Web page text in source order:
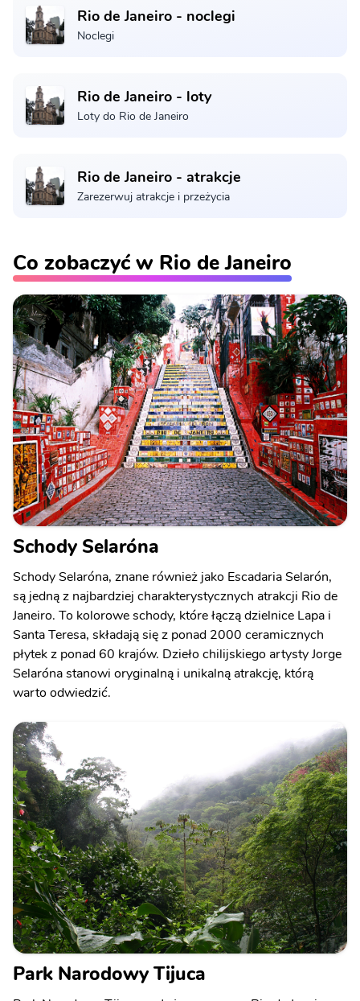
Rio de Janeiro - noclegi
Noclegi
Rio de Janeiro - loty
Loty do Rio de Janeiro
Rio de Janeiro - atrakcje
Zarezerwuj atrakcje i przeżycia
Co zobaczyć w Rio de Janeiro
Schody Selaróna
Schody Selaróna, znane również jako Escadaria Selarón,
są jedną z najbardziej charakterystycznych atrakcji Rio de
Janeiro. To kolorowe schody, które łączą dzielnice Lapa i
Santa Teresa, składają się z ponad 2000 ceramicznych
płytek z ponad 60 krajów. Dzieło chilijskiego artysty Jorge
Selaróna stanowi oryginalną i unikalną atrakcję, którą
warto odwiedzić.
Park Narodowy Tijuca